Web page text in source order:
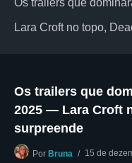
Os trailers que
Lara Croft no topo,
Os trailers que
2025 — Lara Croft
surpreende
Por Bruna 15 de